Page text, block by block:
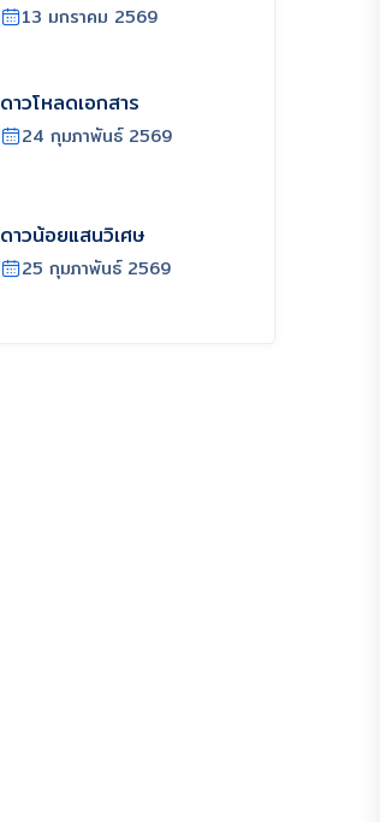
13 มกราคม 2569
ดาวโหลดเอกสาร
24 กุมภาพันธ์ 2569
ดาวน้อยแสนวิเศษ
25 กุมภาพันธ์ 2569